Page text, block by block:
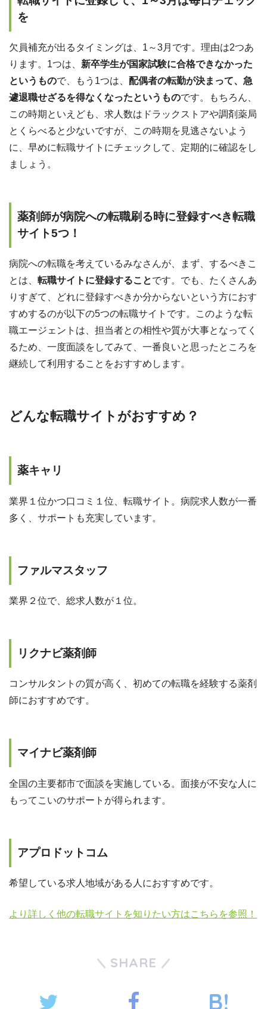
を
欠員補充が出るタイミングは、1～3月です。理由は2つあ
ります。1つは、 新卒学生が国家試験に合格できなかった
というもので、もう1つは、 配偶者の転勤が決まって、急
遽退職せざるを得なくなったというものです。もちろん、
この時期といえども、求人数はドラックストアや調剤薬局
とくらべると少ないですが、
この時期を見逃さないよう
に、早めに転職サイトにチェックして、定期的に確認をし
ましょう。
薬剤師が病院への転職刷る時に登録すべき転職
サイト5つ！
病院への転職を考えているみなさんが、まず、するべきこ
とは、 転職サイトに登録することです。でも、たくさんあ
りすぎて、どれに登録すべきか分からないという方におす
すめするのが以下の5つの転職サイトです。このような転
職エージェントは、担当者との相性や質が大事となってく
るため、一度面談をしてみて、一番良いと思ったところを
継続して利用することをおすすめします。
どんな転職サイトがおすすめ？
薬キャリ
業界１位かつ口コミ１位、転職サイト。病院求人数が一番
多く、サポートも充実しています。
ファルマスタッフ
業界２位で、総求人数が１位。
リクナビ薬剤師
コンサルタントの質が高く、初めての転職を経験する薬剤
師におすすめです。
マイナビ薬剤師
全国の主要都市で面談を実施している。面接が不安な人に
もってこいのサポートが得られます。
アプロドットコム
希望している求人地域がある人におすすめです。
より詳しく他の転職サイトを知りたい方はこちらを参照！
SHARE